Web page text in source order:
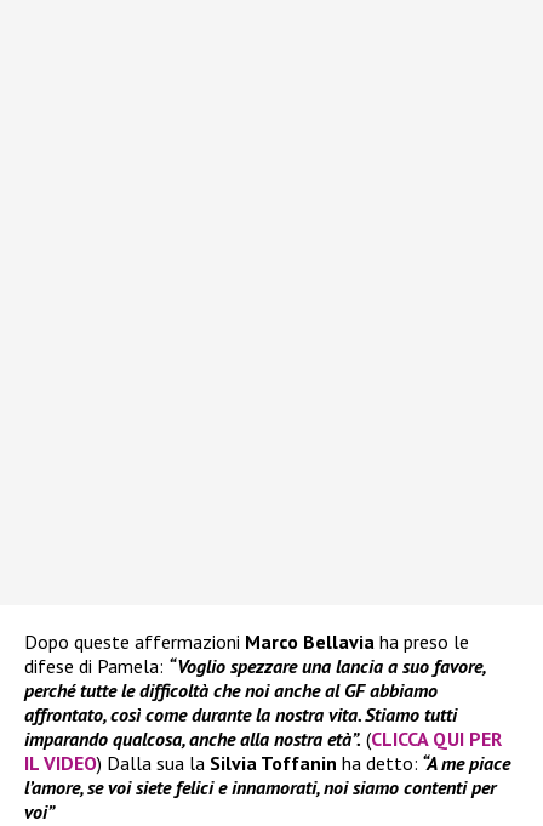
Dopo queste affermazioni Marco Bellavia ha preso le
difese di Pamela: “Voglio spezzare una lancia a suo favore,
perché tutte le difficoltà che noi anche al GF abbiamo
affrontato, così come durante la nostra vita. Stiamo tutti
imparando qualcosa, anche alla nostra età”. (CLICCA QUI PER
IL VIDEO) Dalla sua la Silvia Toffanin ha detto: “A me piace
l’amore, se voi siete felici e innamorati, noi siamo contenti per
voi”